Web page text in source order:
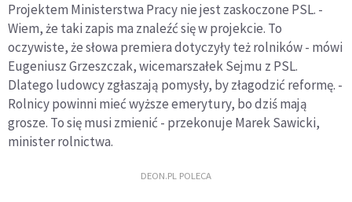
Projektem Ministerstwa Pracy nie jest zaskoczone PSL. -
Wiem, że taki zapis ma znaleźć się w projekcie. To
oczywiste, że słowa premiera dotyczyły też rolników - mówi
Eugeniusz Grzeszczak, wicemarszałek Sejmu z PSL.
Dlatego ludowcy zgłaszają pomysły, by złagodzić reformę. -
Rolnicy powinni mieć wyższe emerytury, bo dziś mają
grosze. To się musi zmienić - przekonuje Marek Sawicki,
minister rolnictwa.
DEON.PL POLECA